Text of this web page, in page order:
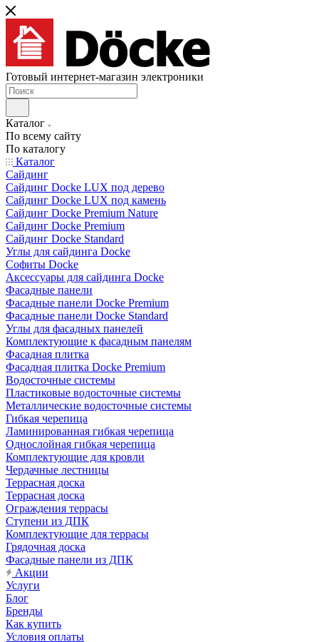
Готовый интернет-магазин электроники
Каталог
По всему сайту
По каталогу
Каталог
Сайдинг
Сайдинг Docke LUX под дерево
Сайдинг Docke LUX под камень
Сайдинг Docke Premium Nature
Сайдинг Docke Premium
Сайдинг Docke Standard
Углы для сайдинга Docke
Софиты Docke
Аксессуары для сайдинга Docke
Фасадные панели
Фасадные панели Docke Premium
Фасадные панели Docke Standard
Углы для фасадных панелей
Комплектующие к фасадным панелям
Фасадная плитка
Фасадная плитка Docke Premium
Водосточные системы
Пластиковые водосточные системы
Металлические водосточные системы
Гибкая черепица
Ламинированная гибкая черепица
Однослойная гибкая черепица
Комплектующие для кровли
Чердачные лестницы
Террасная доска
Террасная доска
Ограждения террасы
Ступени из ДПК
Комплектующие для террасы
Грядочная доска
Фасадные панели из ДПК
Акции
Услуги
Блог
Бренды
Как купить
Условия оплаты